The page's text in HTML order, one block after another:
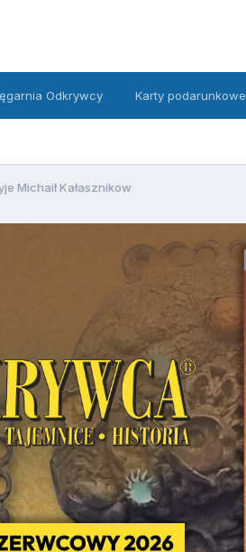
Odkrywcy Karty podarunkowe
Michaił Kałasznikow